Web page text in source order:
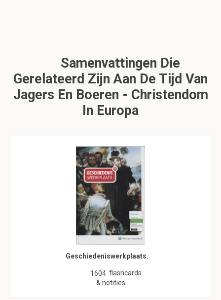
Samenvattingen Die
Gerelateerd Zijn Aan De Tijd Van
Jagers En Boeren - Christendom
In Europa
Geschiedeniswerkplaats.
1604 flashcards
& notities